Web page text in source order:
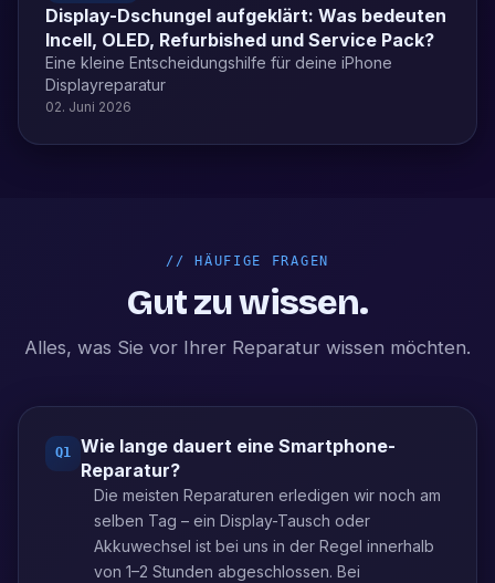
Display-Dschungel aufgeklärt: Was bedeuten
Incell, OLED, Refurbished und Service Pack?
Eine kleine Entscheidungshilfe für deine iPhone
Displayreparatur
02. Juni 2026
// HÄUFIGE FRAGEN
Gut zu wissen.
Alles, was Sie vor Ihrer Reparatur wissen möchten.
Q1
Wie lange dauert eine Smartphone-
Reparatur?
Die meisten Reparaturen erledigen wir noch am
selben Tag – ein Display-Tausch oder
Akkuwechsel ist bei uns in der Regel innerhalb
von 1–2 Stunden abgeschlossen. Bei